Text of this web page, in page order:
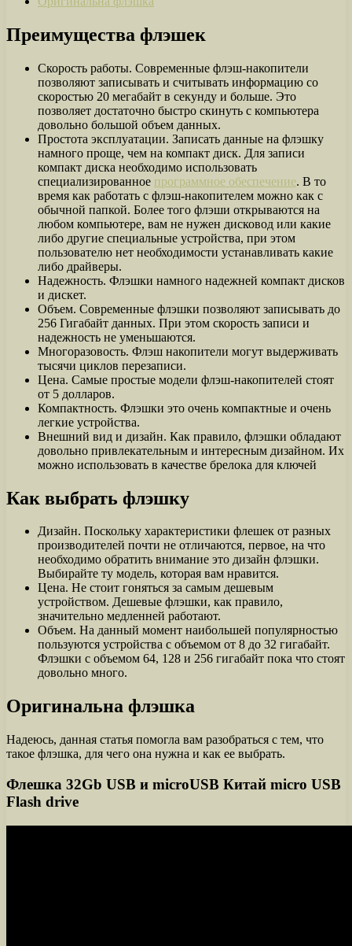
Преимущества флэшек
Скорость работы. Современные флэш-накопители
позволяют записывать и считывать информацию со
скоростью 20 мегабайт в секунду и больше. Это
позволяет достаточно быстро скинуть с компьютера
довольно большой объем данных.
Простота эксплуатации. Записать данные на флэшку
намного проще, чем на компакт диск. Для записи
компакт диска необходимо использовать
специализированное программное обеспечение. В то
время как работать с флэш-накопителем можно как с
обычной папкой. Более того флэши открываются на
любом компьютере, вам не нужен дисковод или какие
либо другие специальные устройства, при этом
пользователю нет необходимости устанавливать какие
либо драйверы.
Надежность. Флэшки намного надежней компакт дисков
и дискет.
Объем. Современные флэшки позволяют записывать до
256 Гигабайт данных. При этом скорость записи и
надежность не уменьшаются.
Многоразовость. Флэш накопители могут выдерживать
тысячи циклов перезаписи.
Цена. Самые простые модели флэш-накопителей стоят
от 5 долларов.
Компактность. Флэшки это очень компактные и очень
легкие устройства.
Внешний вид и дизайн. Как правило, флэшки обладают
довольно привлекательным и интересным дизайном. Их
можно использовать в качестве брелока для ключей
Как выбрать флэшку
Дизайн. Поскольку характеристики флешек от разных
производителей почти не отличаются, первое, на что
необходимо обратить внимание это дизайн флэшки.
Выбирайте ту модель, которая вам нравится.
Цена. Не стоит гоняться за самым дешевым
устройством. Дешевые флэшки, как правило,
значительно медленней работают.
Объем. На данный момент наибольшей популярностью
пользуются устройства с объемом от 8 до 32 гигабайт.
Флэшки с объемом 64, 128 и 256 гигабайт пока что стоят
довольно много.
Оригинальна флэшка
Надеюсь, данная статья помогла вам разобраться с тем, что
такое флэшка, для чего она нужна и как ее выбрать.
Флешка 32Gb USB и microUSB Китай micro USB
Flash drive